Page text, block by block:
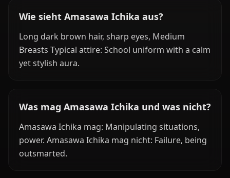
Wie sieht Amasawa Ichika aus?
Long dark brown hair, sharp eyes, Medium
Breasts Typical attire: School uniform with a calm
yet stylish aura.
Was mag Amasawa Ichika und was nicht?
Amasawa Ichika mag: Manipulating situations,
power. Amasawa Ichika mag nicht: Failure, being
outsmarted.